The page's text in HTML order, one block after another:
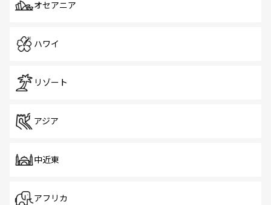
オセアニア
ハワイ
リゾート
アジア
中近東
アフリカ